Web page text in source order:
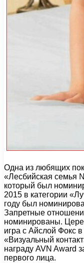
Одна из любящих
«Лесбийская семья
который был
2015 в категории
году был
Запретные
номинированы.
игра с Айслой Фокс
«Визуальный
награду AVN Award
первого лица.